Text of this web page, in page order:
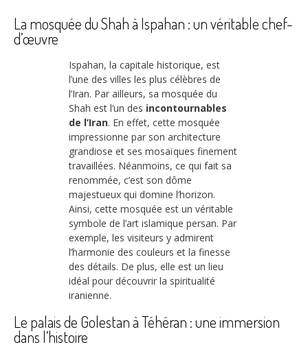
La mosquée du Shah à Ispahan : un véritable chef-
d’œuvre
Ispahan, la capitale historique, est
l’une des villes les plus célèbres de
l’Iran. Par ailleurs, sa mosquée du
Shah est l’un des incontournables
de l’Iran. En effet, cette mosquée
impressionne par son architecture
grandiose et ses mosaïques finement
travaillées. Néanmoins, ce qui fait sa
renommée, c’est son dôme
majestueux qui domine l’horizon.
Ainsi, cette mosquée est un véritable
symbole de l’art islamique persan. Par
exemple, les visiteurs y admirent
l’harmonie des couleurs et la finesse
des détails. De plus, elle est un lieu
idéal pour découvrir la spiritualité
iranienne.
Le palais de Golestan à Téhéran : une immersion
dans l’histoire